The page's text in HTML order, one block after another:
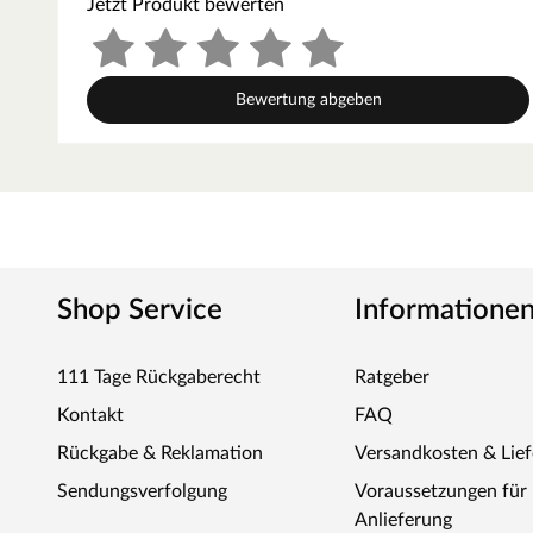
Schaukeln sind bei Kindern jeden Alters beliebt. Sie
Flug durch den Himmel. Mit dieser Schaukel lassen sich
Kombination von Stelzenhaus und Schaukelanlage
Die Schaukel ist schnell und einfach aufgebaut. Extra
Jetzt Produkt bewerten
Bewertung abgeben
Shop Service
111 Tage Rückgaberecht
Kontakt
Rückgabe & Reklamation
Sendungsverfolgung
Informationen
Ratgeber
FAQ
Versandkosten &
Voraussetzungen für
Anlieferung